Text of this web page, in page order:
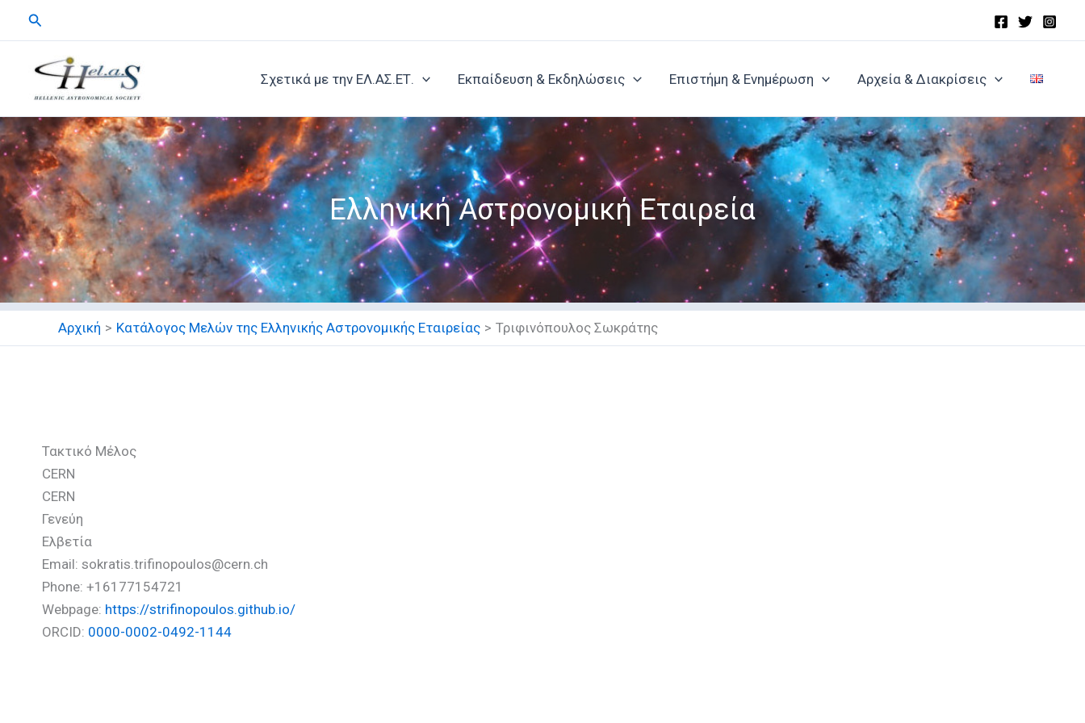
Μετάβαση
περιεχόμενο
Αναζήτηση
Σχετικά με την ΕΛ.ΑΣ.ΕΤ. Εκπαίδευση & Εκδηλώσεις Επιστήμη & Ενημέρωση Αρχεία & Διακρίσεις
Ελληνική Αστρονομική Εταιρεία
Αρχική Κατάλογος Μελών της Ελληνικής Αστρονομικής Εταιρείας Τριφινόπουλος Σωκράτης
Τακτικό Μέλος
CERN
CERN
Γενεύη
Ελβετία
Email: sokratis.trifinopoulos@cern.ch
Phone: +16177154721
Webpage: https://strifinopoulos.github.io/
ORCID: 0000-0002-0492-1144